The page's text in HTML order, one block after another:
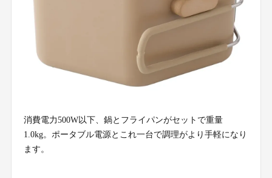
消費電力500W以下、鍋とフライパンがセットで重量
1.0kg。ポータブル電源とこれ一台で調理がより手軽になり
ます。